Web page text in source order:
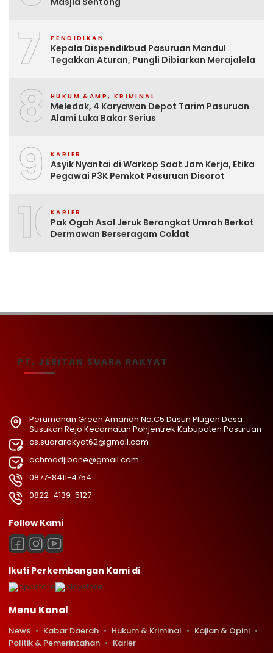
7 PENDIDIKAN
Kepala Dispendikbud Pasuruan Mandul
Tegakkan Aturan, Pungli Dibiarkan Merajalela
8 HUKUM &AMP; KRIMINAL
Meledak, 4 Karyawan Depot Tarim Pasuruan
Alami Luka Bakar Serius
9 KARIER
Asyik Nyantai di Warkop Saat Jam Kerja, Etika
Pegawai P3K Pemkot Pasuruan Disorot
10KARIER
Pak Ogah Asal Jeruk Berangkat Umroh Berkat
Dermawan Berseragam Coklat
PT. JERITAN SUARA RAKYAT
Perumahan Green Amanah No.C5 Dusun Plugon Desa
Susukan Rejo Kecamatan Pohjentrek Kabupaten Pasuruan
cs.suararakyat62@gmail.com
achmadjibone@gmail.com
0877-8411-4754
0822-4139-5127
Follow Kami
Ikuti Perkembangan Kami di
Menu Kanal
News Kabar Daerah Hukum & Kriminal
Kajian & Opini
Politik & Pemerintahan
Karier